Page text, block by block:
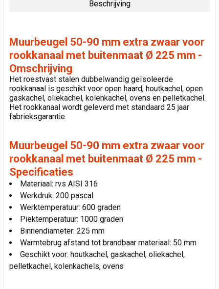
VOEG
GESELECTEERDE
TOE AAN
WINKELWAGEN
Beschrijving
Muurbeugel 50-90 mm extra zwaar voor
rookkanaal met buitenmaat Ø 225 mm -
Omschrijving
Het roestvast stalen dubbelwandig geïsoleerde
rookkanaal is geschikt voor open haard, houtkachel, open
gaskachel, oliekachel, kolenkachel, ovens en pelletkachel.
Het rookkanaal wordt geleverd met standaard 25 jaar
fabrieksgarantie.
Muurbeugel 50-90 mm extra zwaar voor
rookkanaal met buitenmaat Ø 225 mm -
Specificaties
Materiaal: rvs AISI 316
Werkdruk: 200 pascal
Werktemperatuur: 600 graden
Piektemperatuur: 1000 graden
Binnendiameter: 225 mm
Warmtebrug afstand tot brandbaar materiaal: 50 mm
Geschikt voor: houtkachel, gaskachel, oliekachel,
pelletkachel, kolenkachels, ovens